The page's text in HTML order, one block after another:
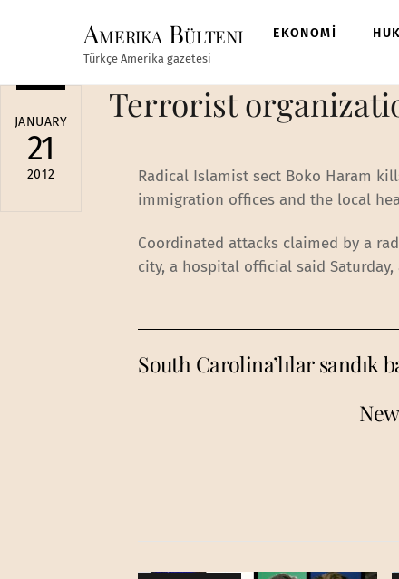
Amerika Bülteni
Türkçe Amerika gazetesi
EKONOMİ
JANUARY
21
2012
Terrorist
Radical Islamist sect Boko Haram
immigration offices and the local
Coordinated attacks claimed by a
city, a hospital official said
South Carolina’lılar sandık